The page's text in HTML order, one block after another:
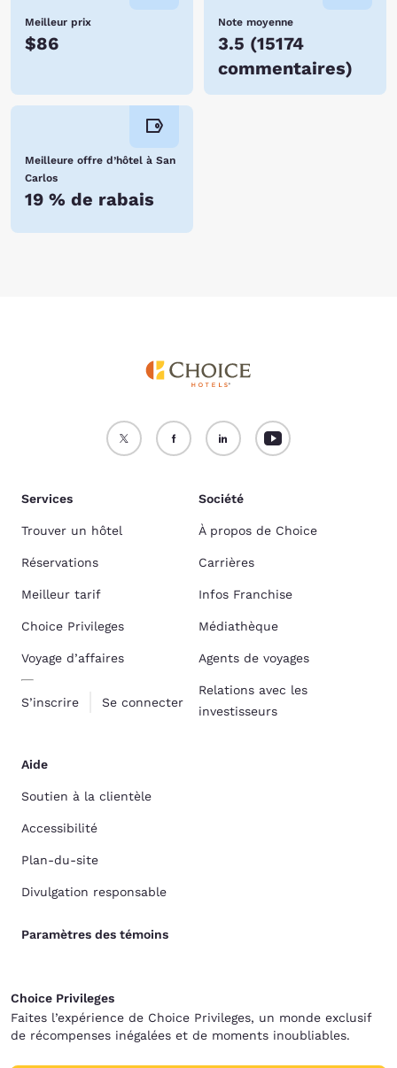
Meilleur prix
$86
Note moyenne
3.5 (15174
commentaires)
Meilleure offre d’hôtel à San
Carlos
19 % de rabais
Services
Trouver un hôtel
Réservations
Meilleur tarif
Choice Privileges
Voyage d’affaires
S’inscrire Se connecter
Société
À propos de Choice
Carrières
Infos Franchise
Médiathèque
Agents de voyages
Relations avec les
investisseurs
Aide
Soutien à la clientèle
Accessibilité
Plan-du-site
Divulgation responsable
Paramètres des témoins
Choice Privileges
Faites l’expérience de Choice Privileges, un monde exclusif
de récompenses inégalées et de moments inoubliables.